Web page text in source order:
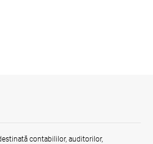
contabililor, auditorilor,